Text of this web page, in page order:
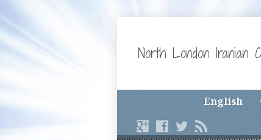
North London Iranian
English